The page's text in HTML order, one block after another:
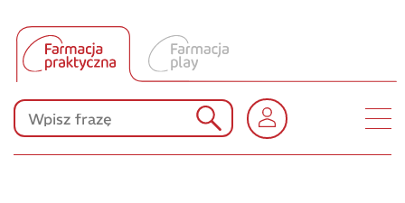
Produkty Polpharmy
KONKURSY